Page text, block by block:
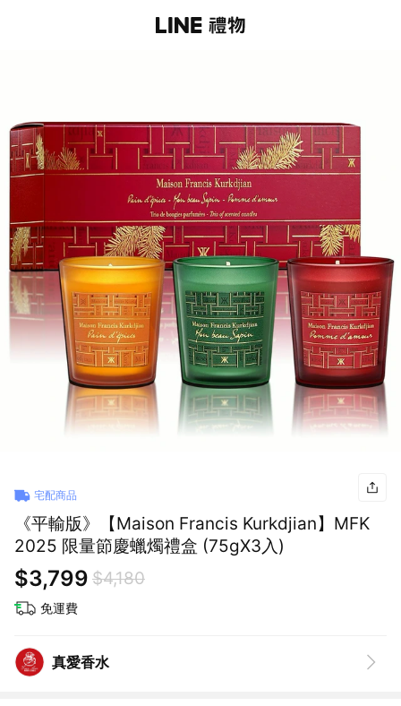
宅配商品
《平輸版》【Maison Francis Kurkdjian】MFK
2025 限量節慶蠟燭禮盒 (75gX3入)
$3,799 $4,180
免運費
真愛香水